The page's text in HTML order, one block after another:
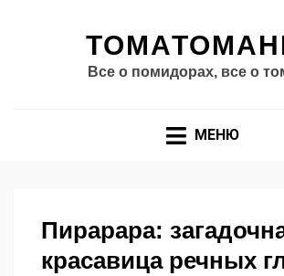
Все о помидорах, все о
МЕНЮ
Пирарара:
красавица речных